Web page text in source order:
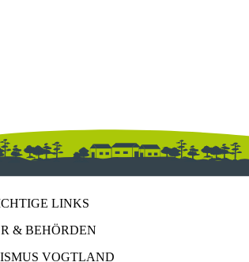
LINKS
& BEHÖRDEN
VOGTLAND